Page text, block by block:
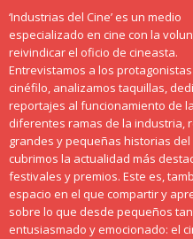
‘Industrias del Cine’ es un medio
especializado en cine con la
reivindicar el oficio de cineasta.
Entrevistamos a los
cinéfilo, analizamos taquillas,
reportajes al funcionamiento de
diferentes ramas de la industria,
grandes y pequeñas historias del
cubrimos la actualidad más
festivales y premios. Este es,
espacio en el que compartir y
sobre lo que desde pequeños
entusiasmado y emocionado: el